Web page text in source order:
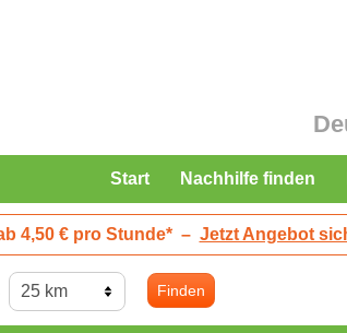
Start Nachhilfe finden
4,50 € pro Stunde* – Jetzt Angebot
Finden